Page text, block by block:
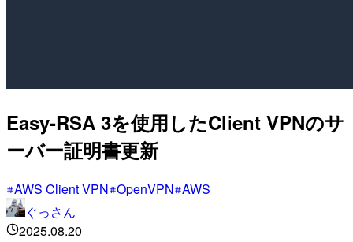
Easy-RSA 3を使用したClient VPNのサ
ーバー証明書更新
AWS Client VPN OpenVPN AWS
ぐっさん
2025.08.20